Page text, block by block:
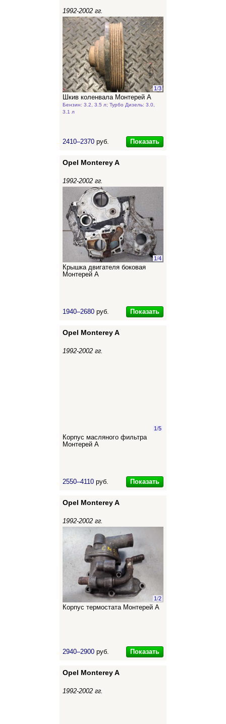
1992-2002 гг.
1/3
Шкив коленвала Монтерей А
Бензин: 3.2, 3.5 л; Турбо Дизель: 3.0,
3.1 л
2410–2370 руб. Показать
Opel Monterey A
1992-2002 гг.
1/4
Крышка двигателя боковая
Монтерей А
1940–2680 руб. Показать
Opel Monterey A
1992-2002 гг.
1/5
Корпус масляного фильтра
Монтерей А
2550–4110 руб. Показать
Opel Monterey A
1992-2002 гг.
1/2
Корпус термостата Монтерей А
2940–2900 руб. Показать
Opel Monterey A
1992-2002 гг.